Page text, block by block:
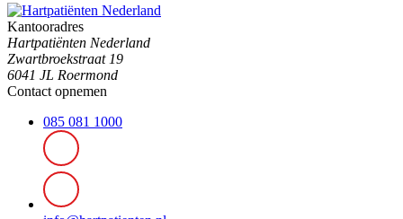
Kantooradres
Hartpatiënten Nederland
Zwartbroekstraat 19
6041 JL Roermond
Contact opnemen
085 081 1000